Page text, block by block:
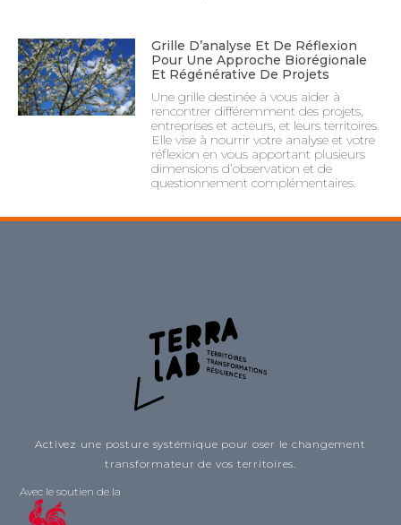
Grille D’analyse Et De Réflexion
Pour Une Approche Biorégionale
Et Régénérative De Projets
Une grille destinée à vous aider à
rencontrer différemment des projets,
entreprises et acteurs, et leurs territoires.
Elle vise à nourrir votre analyse et votre
réflexion en vous apportant plusieurs
dimensions d’observation et de
questionnement complémentaires.
Activez une posture systémique pour oser le changement
transformateur de vos territoires.
Avec le soutien de la